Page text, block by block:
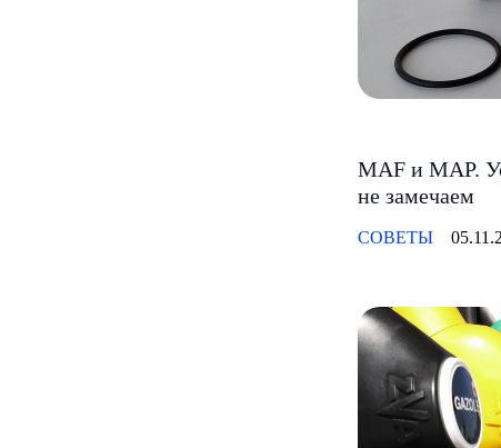
MAF и MAP.
не замечаем
СОВЕТЫ